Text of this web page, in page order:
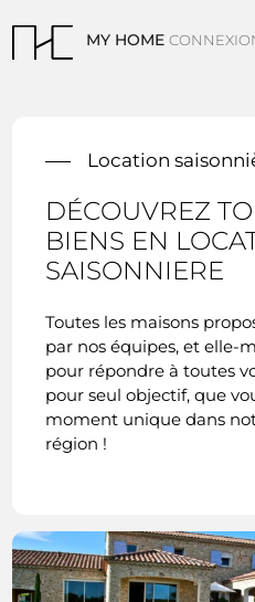
MY HOME
Location
DÉCOUVREZ
BIENS EN
SAISONNIERE
Toutes les maisons
par nos équipes, et elle-
pour répondre à toutes
pour seul objectif, que
moment unique dans
région !